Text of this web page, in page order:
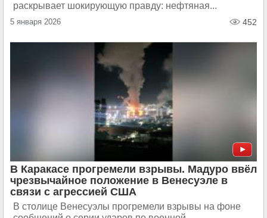
раскрывает шокирующую правду: нефтяная...
5 января 2026 452
В Каракасе прогремели взрывы. Мадуро ввёл
чрезвычайное положение в Венесуэле в
связи с агрессией США
В столице Венесуэлы прогремели взрывы на фоне